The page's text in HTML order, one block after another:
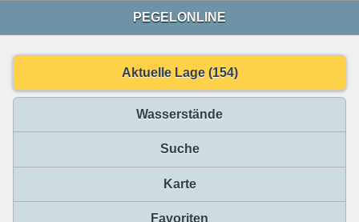
PEGELONLINE
Aktuelle Lage (154)
Wasserstände
Suche
Karte
Favoriten